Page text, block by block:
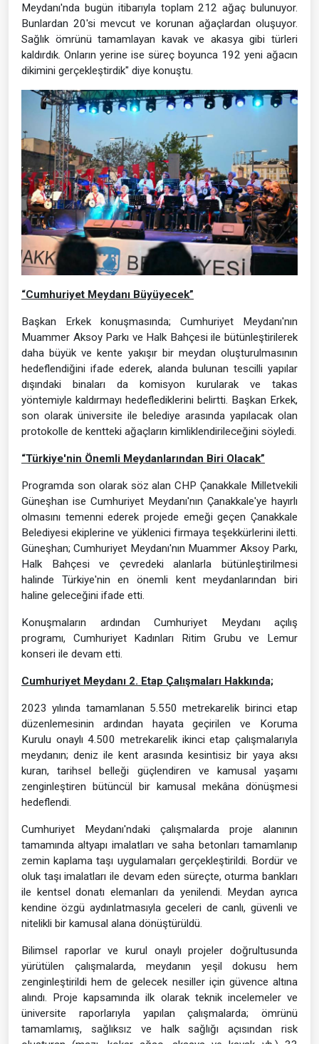
Meydanı'nda bugün itibarıyla toplam 212 ağaç bulunuyor.
Bunlardan 20'si mevcut ve korunan ağaçlardan oluşuyor.
Sağlık ömrünü tamamlayan kavak ve akasya gibi türleri
kaldırdık. Onların yerine ise süreç boyunca 192 yeni ağacın
dikimini gerçekleştirdik" diye konuştu.
“Cumhuriyet Meydanı Büyüyecek”
Başkan Erkek konuşmasında; Cumhuriyet Meydanı'nın
Muammer Aksoy Parkı ve Halk Bahçesi ile bütünleştirilerek
daha büyük ve kente yakışır bir meydan oluşturulmasının
hedeflendiğini ifade ederek, alanda bulunan tescilli yapılar
dışındaki binaları da komisyon kurularak ve takas
yöntemiyle kaldırmayı hedeflediklerini belirtti. Başkan Erkek,
son olarak üniversite ile belediye arasında yapılacak olan
protokolle de kentteki ağaçların kimliklendirileceğini söyledi.
“Türkiye'nin Önemli Meydanlarından Biri Olacak”
Programda son olarak söz alan CHP Çanakkale Milletvekili
Güneşhan ise Cumhuriyet Meydanı'nın Çanakkale'ye hayırlı
olmasını temenni ederek projede emeği geçen Çanakkale
Belediyesi ekiplerine ve yüklenici firmaya teşekkürlerini iletti.
Güneşhan; Cumhuriyet Meydanı'nın Muammer Aksoy Parkı,
Halk Bahçesi ve çevredeki alanlarla bütünleştirilmesi
halinde Türkiye'nin en önemli kent meydanlarından biri
haline geleceğini ifade etti.
Konuşmaların ardından Cumhuriyet Meydanı açılış
programı, Cumhuriyet Kadınları Ritim Grubu ve Lemur
konseri ile devam etti.
Cumhuriyet Meydanı 2. Etap Çalışmaları Hakkında;
2023 yılında tamamlanan 5.550 metrekarelik birinci etap
düzenlemesinin ardından hayata geçirilen ve Koruma
Kurulu onaylı 4.500 metrekarelik ikinci etap çalışmalarıyla
meydanın; deniz ile kent arasında kesintisiz bir yaya aksı
kuran, tarihsel belleği güçlendiren ve kamusal yaşamı
zenginleştiren bütüncül bir kamusal mekâna dönüşmesi
hedeflendi.
Cumhuriyet Meydanı'ndaki çalışmalarda proje alanının
tamamında altyapı imalatları ve saha betonları tamamlanıp
zemin kaplama taşı uygulamaları gerçekleştirildi. Bordür ve
oluk taşı imalatları ile devam eden süreçte, oturma bankları
ile kentsel donatı elemanları da yenilendi. Meydan ayrıca
kendine özgü aydınlatmasıyla geceleri de canlı, güvenli ve
nitelikli bir kamusal alana dönüştürüldü.
Bilimsel raporlar ve kurul onaylı projeler doğrultusunda
yürütülen çalışmalarda, meydanın yeşil dokusu hem
zenginleştirildi hem de gelecek nesiller için güvence altına
alındı. Proje kapsamında ilk olarak teknik incelemeler ve
üniversite raporlarıyla yapılan çalışmalarda; ömrünü
tamamlamış, sağlıksız ve halk sağlığı açısından risk